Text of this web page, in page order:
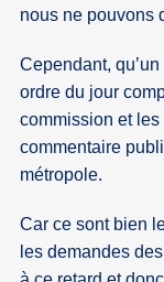
nous ne pouvons
Cependant,
ordre du jour
commission et
commentaire
métropole.
Car ce sont bien
les demandes